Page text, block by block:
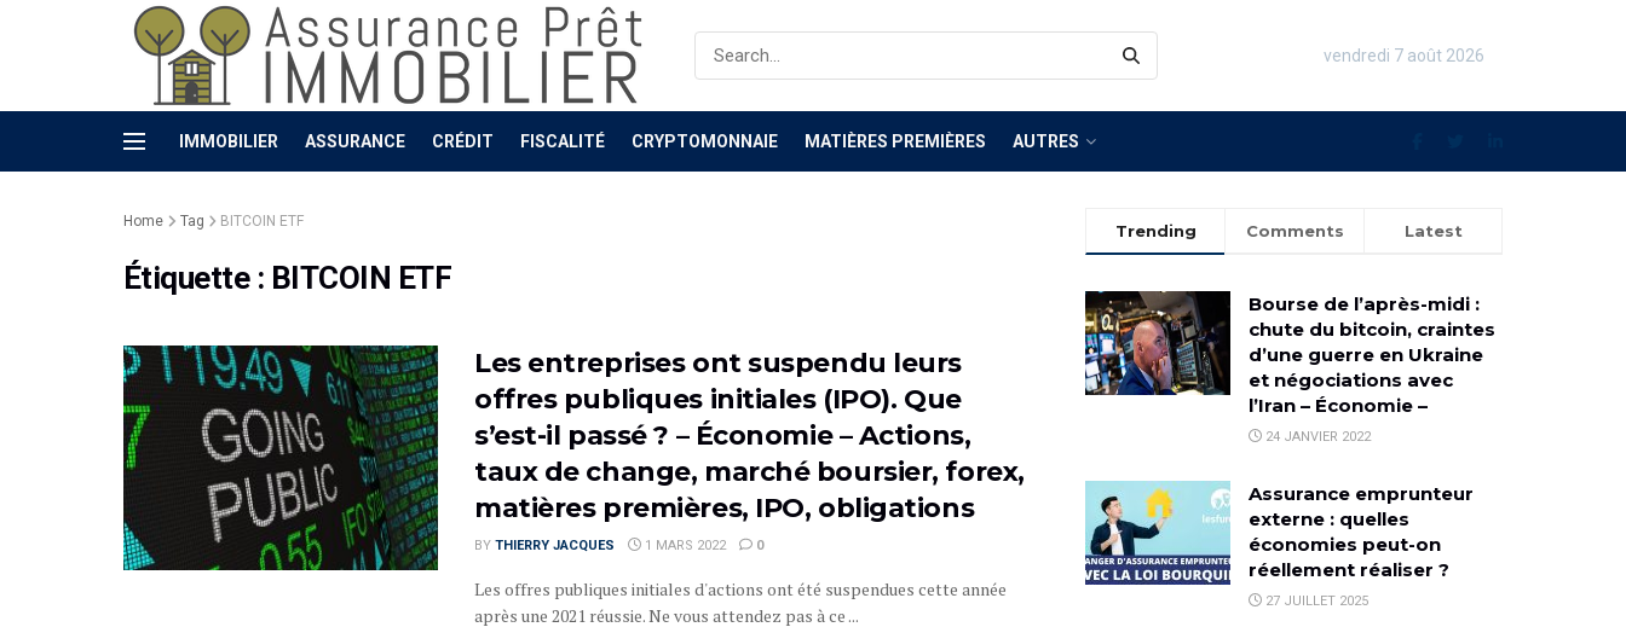
vendredi 7 août 2026
IMMOBILIER ASSURANCE CRÉDIT FISCALITÉ CRYPTOMONNAIE MATIÈRES PREMIÈRES AUTRES
Home Tag BITCOIN ETF
Étiquette : BITCOIN ETF
Les entreprises ont suspendu leurs
offres publiques initiales (IPO). Que
s’est-il passé ? – Économie – Actions,
taux de change, marché boursier, forex,
matières premières, IPO, obligations
BY THIERRY JACQUES 1 MARS 2022 0
Les offres publiques initiales d'actions ont été suspendues cette année
après une 2021 réussie. Ne vous attendez pas à ce ...
Trending Comments Latest
Bourse de l’après-midi :
chute du bitcoin, craintes
d’une guerre en Ukraine
et négociations avec
l’Iran – Économie –
24 JANVIER 2022
Assurance emprunteur
externe : quelles
économies peut-on
réellement réaliser ?
27 JUILLET 2025